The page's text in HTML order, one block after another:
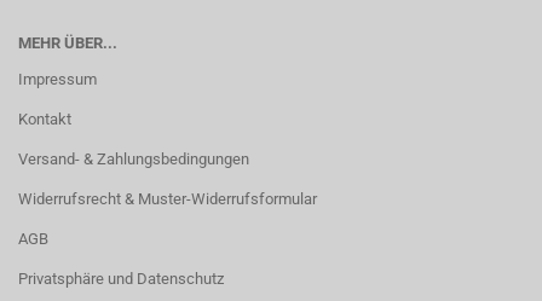
MEHR ÜBER...
Impressum
Kontakt
Versand- & Zahlungsbedingungen
Widerrufsrecht & Muster-Widerrufsformular
AGB
Privatsphäre und Datenschutz